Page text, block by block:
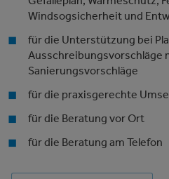
Windsogsicherheit und
für die Unterstützung bei
Ausschreibungsvorschläge
Sanierungsvorschläge
für die praxisgerechte
für die Beratung vor Ort
für die Beratung am Telefon